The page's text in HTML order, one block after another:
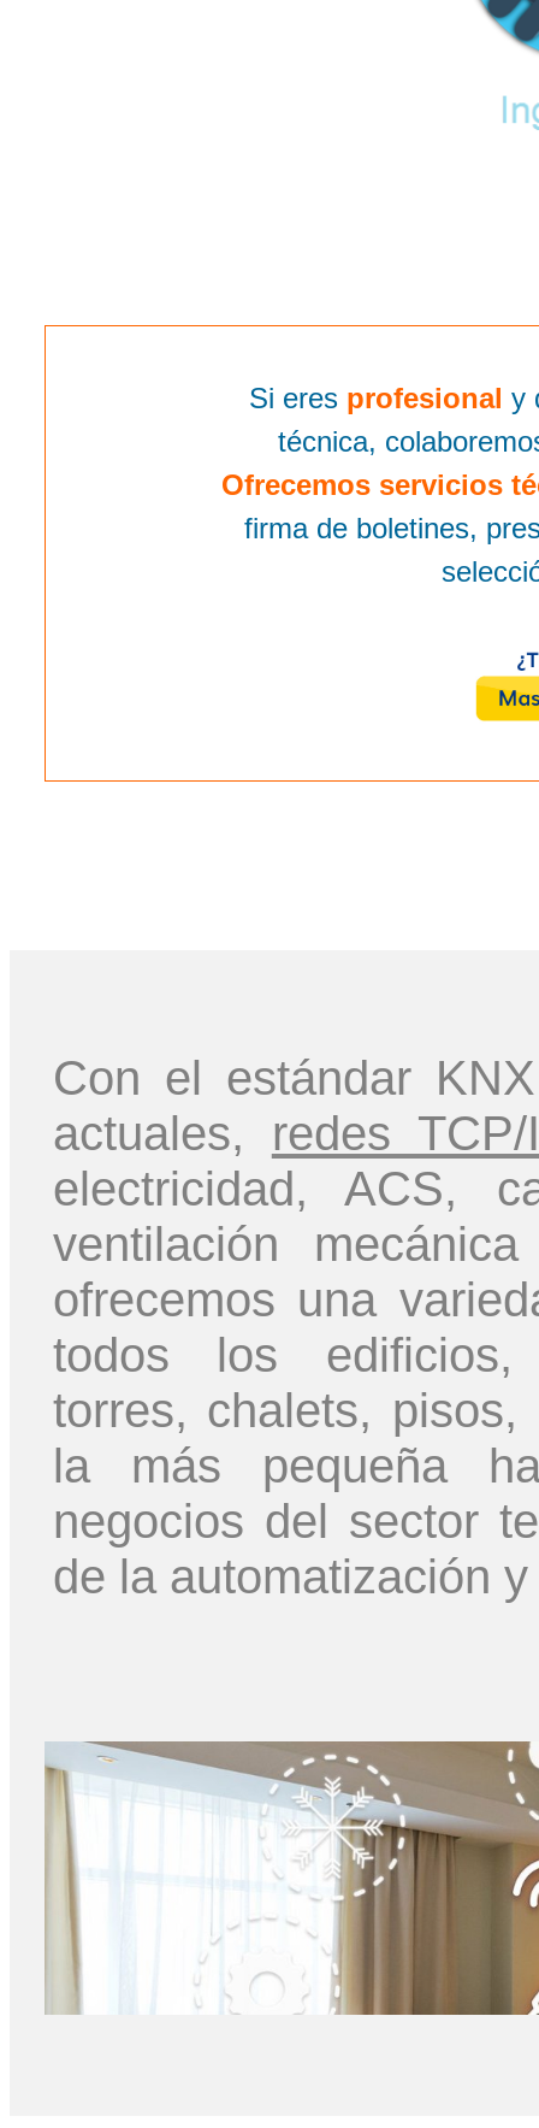
Si eres profesional y
técnica,
Ofrecemos servicios
firma de boletines,
Con el estándar
actuales, redes TCP/
electricidad, ACS,
ventilación
ofrecemos una
todos los edificios,
torres, chalets,
la más pequeña
negocios del sector
de la automatización